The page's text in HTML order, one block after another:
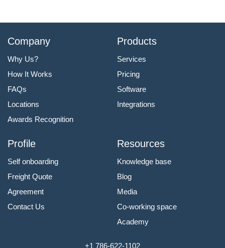
Company
Why Us?
How It Works
FAQs
Locations
Awards Recognition
Products
Services
Pricing
Software
Integrations
Profile
Self onboarding
Freight Quote
Agreement
Contact Us
Resources
Knowledge base
Blog
Media
Co-working space
Academy
+1 786-622-1102